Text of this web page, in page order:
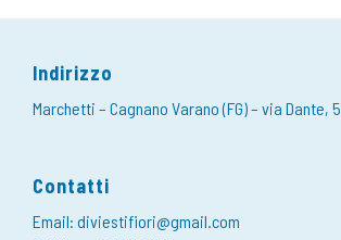
Indirizzo
Marchetti – Cagnano Varano (FG) – via Dante, 5
Contatti
Email: diviestifiori@gmail.com